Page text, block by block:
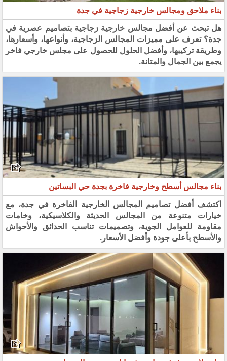
بناء ملاحق ومجالس خارجية زجاجية في جدة
هل تبحث عن أفضل مجالس خارجية زجاجية بتصاميم عصرية في
جدة؟ تعرف على مميزات المجالس الزجاجية، وأنواعها، وأسعارها،
وطريقة تركيبها، وأفضل الحلول للحصول على مجلس خارجي فاخر
يجمع بين الجمال والمتانة.
بناء مجالس أسطح وخارجية فاخرة بجدة حي البساتين
اكتشف أفضل تصاميم المجالس الخارجية الفاخرة في جدة، مع
خيارات متنوعة من المجالس الحديثة والكلاسيكية، وخامات
مقاومة للعوامل الجوية، وتصميمات تناسب الحدائق والأحواش
والأسطح بأعلى جودة وأفضل الأسعار.